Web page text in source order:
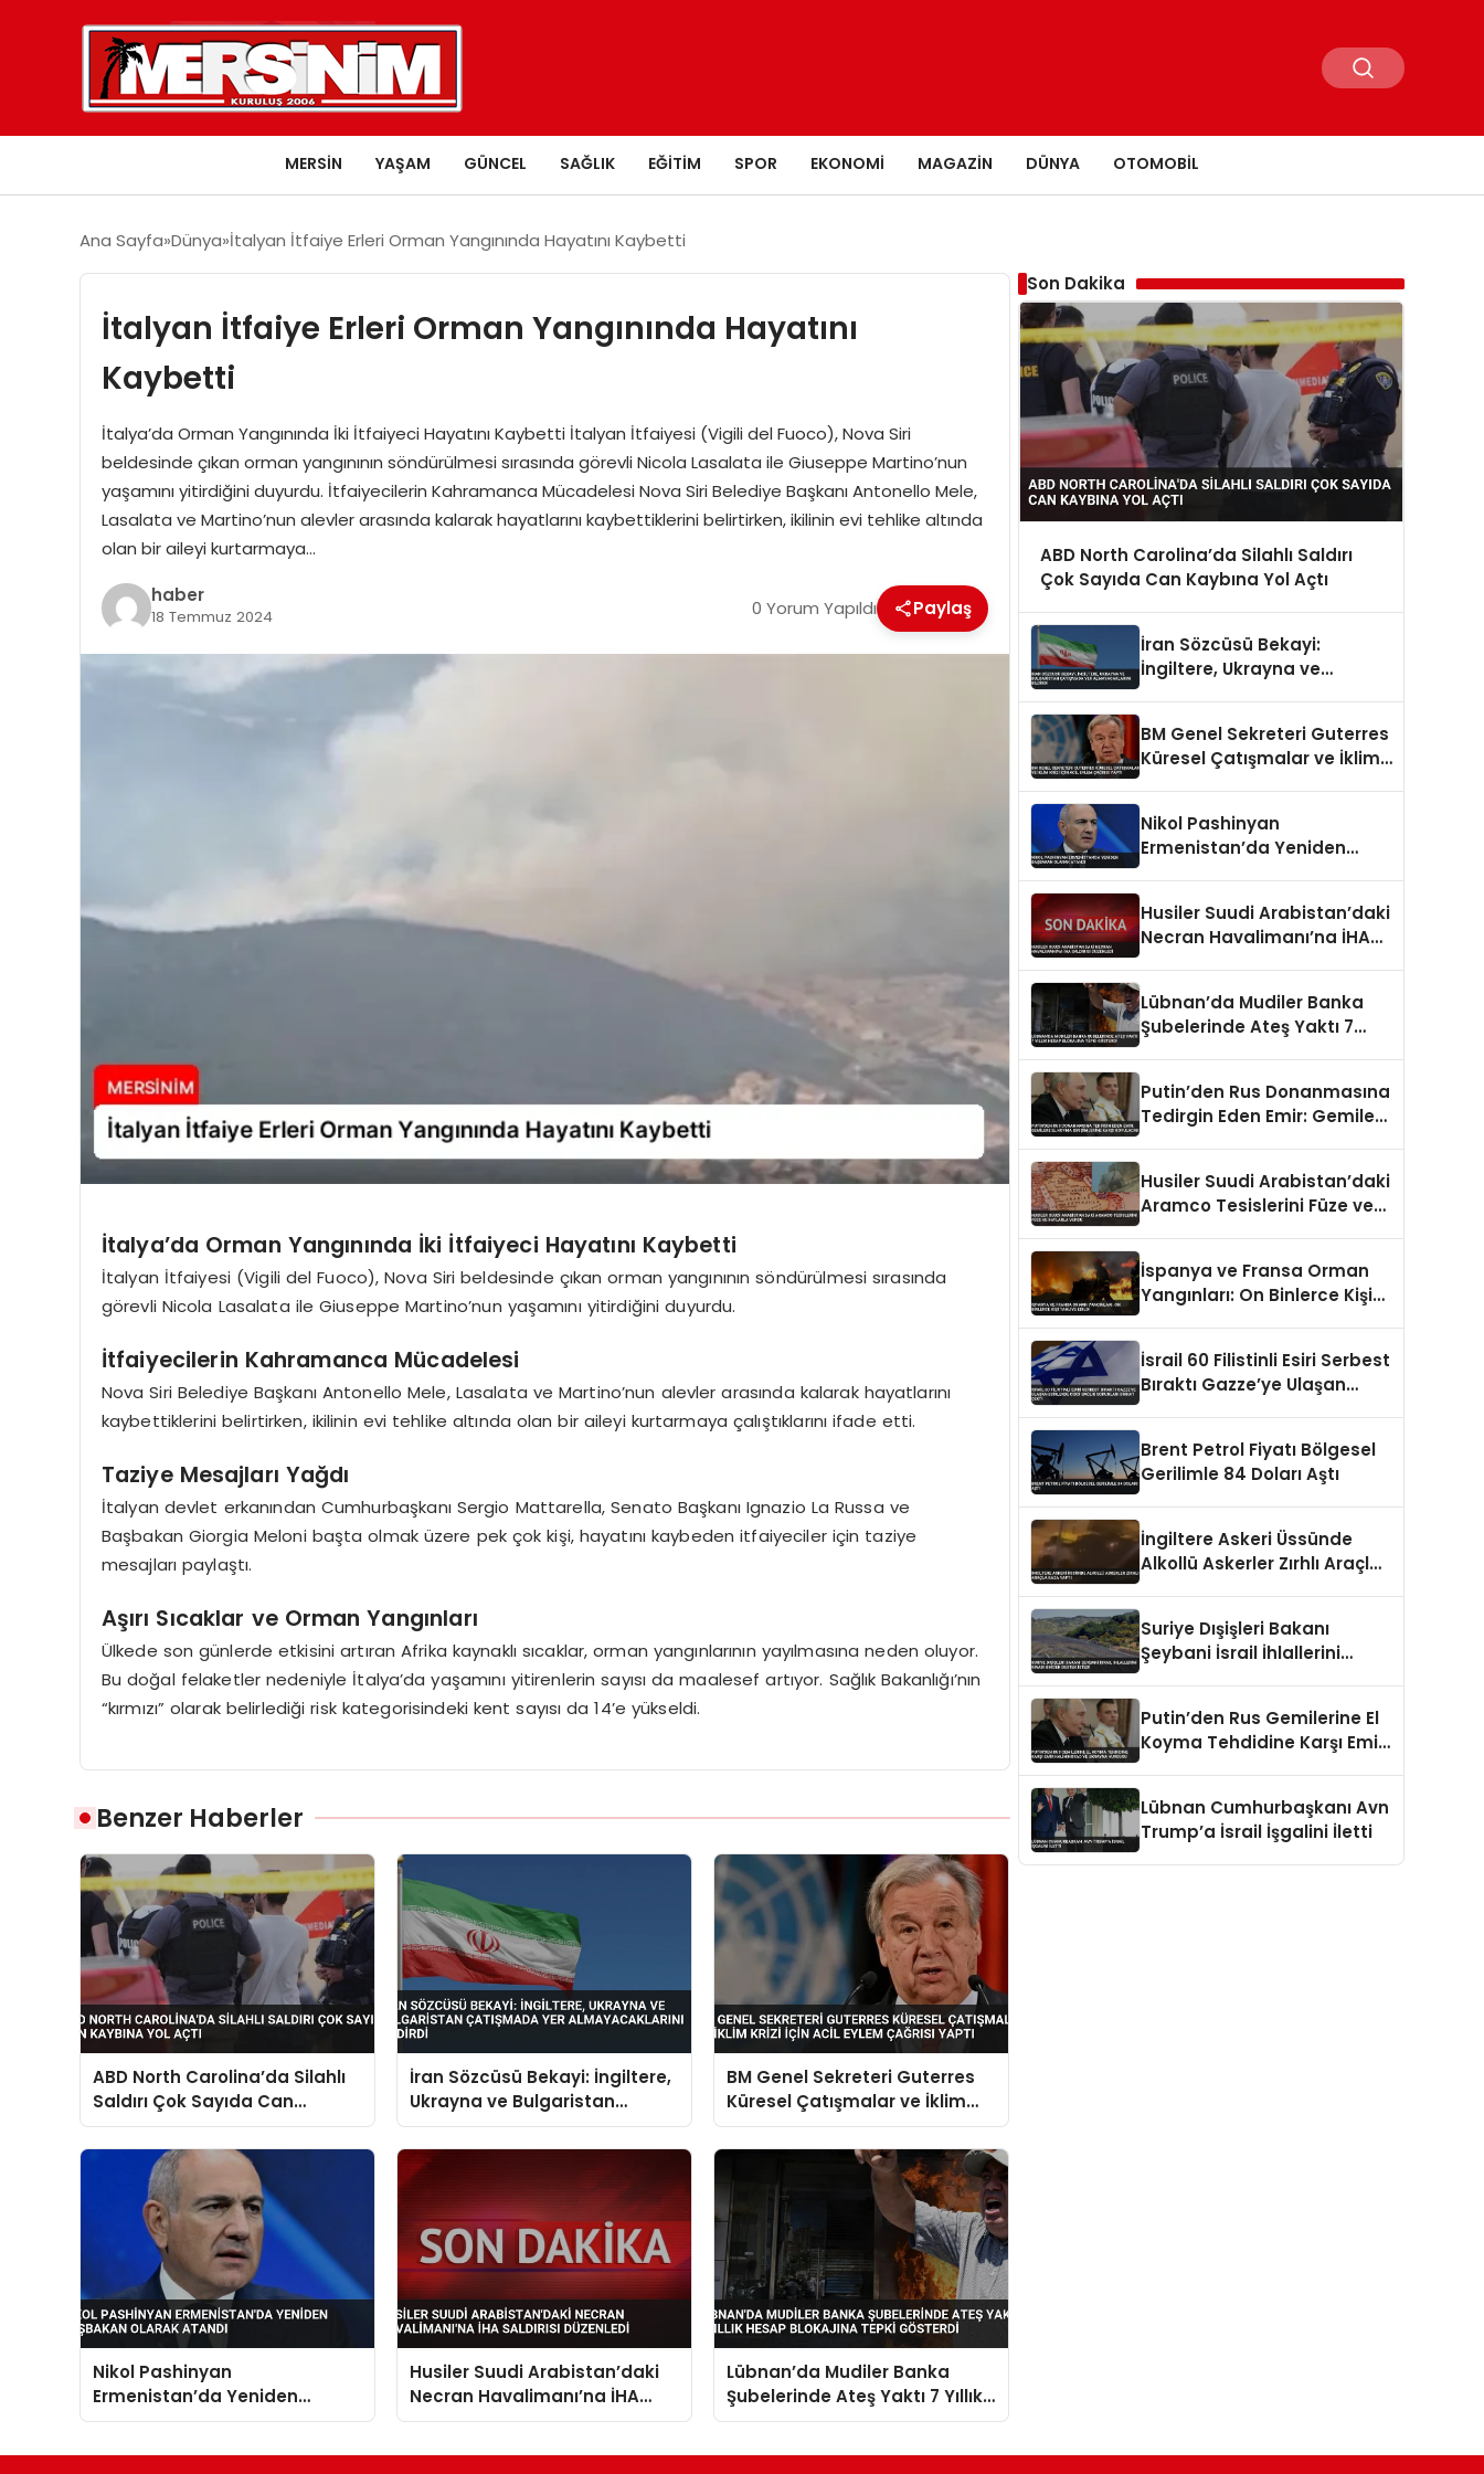
MERSIN YAŞAM GÜNCEL SAĞLIK EĞITIM SPOR EKONOMI MAGAZIN DÜNYA OTOMOBIL
Ana Sayfa Dünya İtalyan İtfaiye Erleri Orman Yangınında Hayatını Kaybetti
İtalyan İtfaiye Erleri Orman Yangınında Hayatını
Kaybetti
İtalya’da Orman Yangınında İki İtfaiyeci Hayatını Kaybetti İtalyan İtfaiyesi (Vigili del Fuoco), Nova Siri
beldesinde çıkan orman yangınının söndürülmesi sırasında görevli Nicola Lasalata ile Giuseppe Martino’nun
yaşamını yitirdiğini duyurdu. İtfaiyecilerin Kahramanca Mücadelesi Nova Siri Belediye Başkanı Antonello Mele,
Lasalata ve Martino’nun alevler arasında kalarak hayatlarını kaybettiklerini belirtirken, ikilinin evi tehlike altında
olan bir aileyi kurtarmaya…
haber
18 Temmuz 2024 0 Yorum Yapıldı Paylaş
İtalya’da Orman Yangınında İki İtfaiyeci Hayatını Kaybetti
İtalyan İtfaiyesi (Vigili del Fuoco), Nova Siri beldesinde çıkan orman yangınının söndürülmesi sırasında
görevli Nicola Lasalata ile Giuseppe Martino’nun yaşamını yitirdiğini duyurdu.
İtfaiyecilerin Kahramanca Mücadelesi
Nova Siri Belediye Başkanı Antonello Mele, Lasalata ve Martino’nun alevler arasında kalarak hayatlarını
kaybettiklerini belirtirken, ikilinin evi tehlike altında olan bir aileyi kurtarmaya çalıştıklarını ifade etti.
Taziye Mesajları Yağdı
İtalyan devlet erkanından Cumhurbaşkanı Sergio Mattarella, Senato Başkanı Ignazio La Russa ve
Başbakan Giorgia Meloni başta olmak üzere pek çok kişi, hayatını kaybeden itfaiyeciler için taziye
mesajları paylaştı.
Aşırı Sıcaklar ve Orman Yangınları
Ülkede son günlerde etkisini artıran Afrika kaynaklı sıcaklar, orman yangınlarının yayılmasına neden oluyor.
Bu doğal felaketler nedeniyle İtalya’da yaşamını yitirenlerin sayısı da maalesef artıyor. Sağlık Bakanlığı’nın
“kırmızı” olarak belirlediği risk kategorisindeki kent sayısı da 14’e yükseldi.
Benzer Haberler
ABD North Carolina’da Silahlı
Saldırı Çok Sayıda Can
Kaybına Yol Açtı
İran Sözcüsü Bekayi: İngiltere,
Ukrayna ve Bulgaristan
Çatışmada Yer
Almayacaklarını Bildirdi
BM Genel Sekreteri Guterres
Küresel Çatışmalar ve İklim
Krizi İçin Acil Eylem Çağrısı
Yaptı
Nikol Pashinyan
Ermenistan’da Yeniden
Başbakan Olarak Atandı
Husiler Suudi Arabistan’daki
Necran Havalimanı’na İHA
Saldırısı Düzenledi
Lübnan’da Mudiler Banka
Şubelerinde Ateş Yaktı 7 Yıllık
Hesap Blokajına Tepki
Son Dakika
ABD North Carolina’da Silahlı Saldırı
Çok Sayıda Can Kaybına Yol Açtı
İran Sözcüsü Bekayi:
İngiltere, Ukrayna ve
BM Genel Sekreteri Guterres
Küresel Çatışmalar ve İklim
Nikol Pashinyan
Ermenistan’da Yeniden
Husiler Suudi Arabistan’daki
Necran Havalimanı’na İHA
Lübnan’da Mudiler Banka
Şubelerinde Ateş Yaktı 7
Putin’den Rus Donanmasına
Tedirgin Eden Emir: Gemilere
Husiler Suudi Arabistan’daki
Aramco Tesislerini Füze ve
İspanya ve Fransa Orman
Yangınları: On Binlerce Kişi
İsrail 60 Filistinli Esiri Serbest
Bıraktı Gazze’ye Ulaşan
Brent Petrol Fiyatı Bölgesel
Gerilimle 84 Doları Aştı
İngiltere Askeri Üssünde
Alkollü Askerler Zırhlı Araçla
Suriye Dışişleri Bakanı
Şeybani İsrail İhlallerini
Putin’den Rus Gemilerine El
Koyma Tehdidine Karşı Emir
Lübnan Cumhurbaşkanı Avn
Trump’a İsrail İşgalini İletti